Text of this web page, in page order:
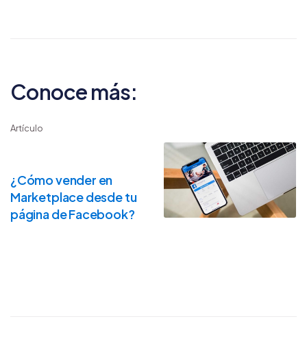
Conoce más:
Artículo
¿Cómo vender en
Marketplace desde tu
página de Facebook?